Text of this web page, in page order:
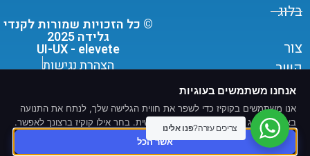
בלוג
צור
קשר
הצהרת נגישות
© כל הזכויות שמורות לקנדי
גלידה 2025
UI-UX - elevete
צריכים עזרה?פנו אלינו
אנחנו משתמשים בעוגיות
אנו משתמשים בקוקיז כדי לשפר את חווית הגלישה שלך, לנתח את התנועה
באתר ולהציג תוכן ומודעות מותאמים אישית. בחר אילו קוקיז ברצונך לאפשר.
אשר הכל